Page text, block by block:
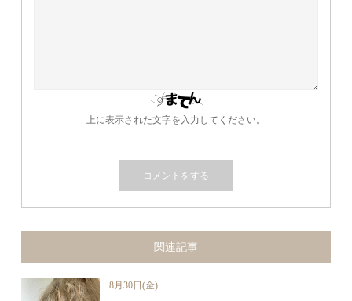
上に表示された文字を入力してください。
関連記事
8月30日(金)